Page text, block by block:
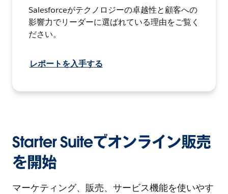
Salesforceがテクノロジーの卓越性と顧客への
影響力でリーダーに選ばれている理由をご覧く
ださい。
レポートを入手する
Starter Suiteでオンライン販売
を開始
マーケティング、販売、サービス機能を使いやす